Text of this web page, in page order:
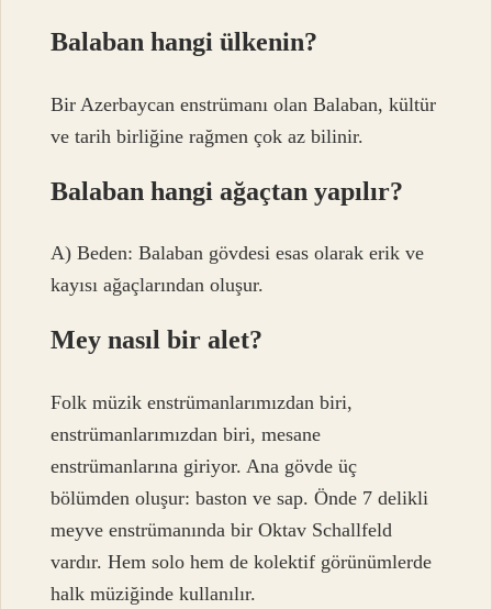
Balaban hangi ülkenin?
Bir Azerbaycan enstrümanı olan Balaban, kültür
ve tarih birliğine rağmen çok az bilinir.
Balaban hangi ağaçtan yapılır?
A) Beden: Balaban gövdesi esas olarak erik ve
kayısı ağaçlarından oluşur.
Mey nasıl bir alet?
Folk müzik enstrümanlarımızdan biri,
enstrümanlarımızdan biri, mesane
enstrümanlarına giriyor. Ana gövde üç
bölümden oluşur: baston ve sap. Önde 7 delikli
meyve enstrümanında bir Oktav Schallfeld
vardır. Hem solo hem de kolektif görünümlerde
halk müziğinde kullanılır.